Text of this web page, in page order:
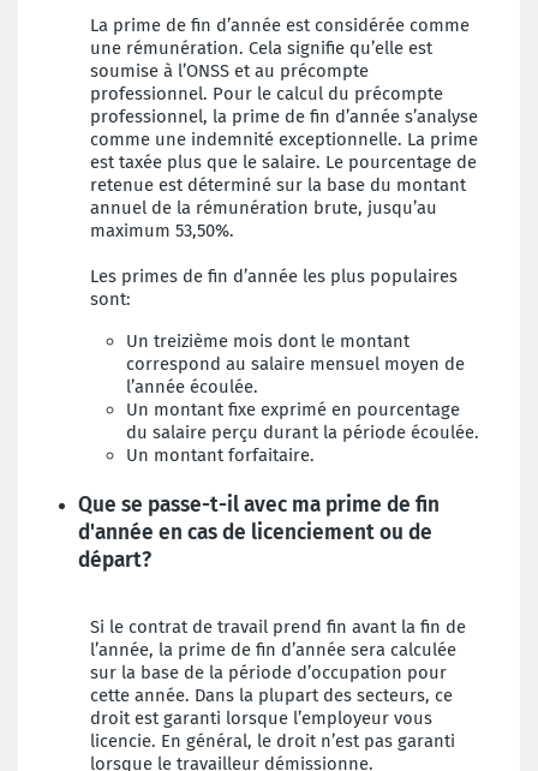
La prime de fin d’année est considérée comme
une rémunération. Cela signifie qu’elle est
soumise à l’ONSS et au précompte
professionnel. Pour le calcul du précompte
professionnel, la prime de fin d’année s’analyse
comme une indemnité exceptionnelle. La prime
est taxée plus que le salaire. Le pourcentage de
retenue est déterminé sur la base du montant
annuel de la rémunération brute, jusqu’au
maximum 53,50%.
Les primes de fin d’année les plus populaires
sont:
Un treizième mois dont le montant
correspond au salaire mensuel moyen de
l’année écoulée.
Un montant fixe exprimé en pourcentage
du salaire perçu durant la période écoulée.
Un montant forfaitaire.
Que se passe-t-il avec ma prime de fin
d'année en cas de licenciement ou de
départ?
Si le contrat de travail prend fin avant la fin de
l’année, la prime de fin d’année sera calculée
sur la base de la période d’occupation pour
cette année. Dans la plupart des secteurs, ce
droit est garanti lorsque l’employeur vous
licencie. En général, le droit n’est pas garanti
lorsque le travailleur démissionne.